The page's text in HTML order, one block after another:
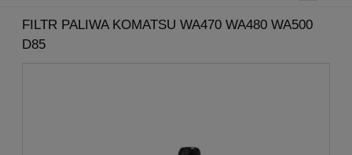
FILTR PALIWA KOMATSU WA470 WA480 WA500
D85